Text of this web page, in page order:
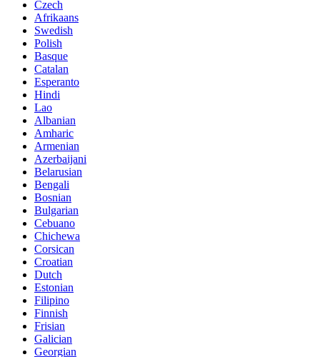
Czech
Afrikaans
Swedish
Polish
Basque
Catalan
Esperanto
Hindi
Lao
Albanian
Amharic
Armenian
Azerbaijani
Belarusian
Bengali
Bosnian
Bulgarian
Cebuano
Chichewa
Corsican
Croatian
Dutch
Estonian
Filipino
Finnish
Frisian
Galician
Georgian